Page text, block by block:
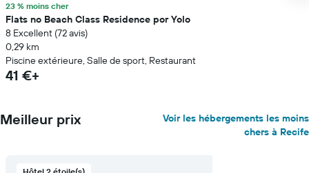
23 % moins cher
Flats no Beach Class Residence por Yolo
8 Excellent (72 avis)
0,29 km
Piscine extérieure, Salle de sport, Restaurant
41 €+
Meilleur prix
Voir les hébergements les moins
chers à Recife